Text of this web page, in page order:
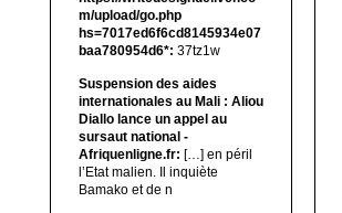
m/upload/go.php
hs=7017ed6f6cd8145934e07
baa780954d6*: 37tz1w
Suspension des aides
internationales au Mali : Aliou
Diallo lance un appel au
sursaut national -
Afriquenligne.fr: […] en péril
l’Etat malien. Il inquiète
Bamako et de n